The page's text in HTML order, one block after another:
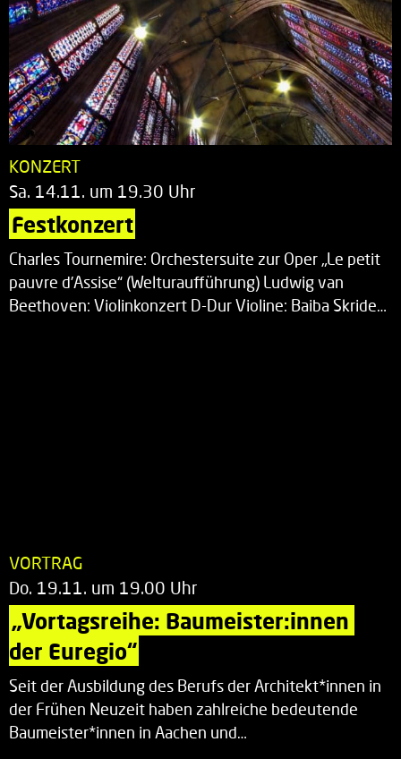
KONZERT
Sa. 14.11. um 19.30 Uhr
Festkonzert
Charles Tournemire: Orchestersuite zur Oper „Le petit
pauvre d’Assise“ (Welturaufführung) Ludwig van
Beethoven: Violinkonzert D-Dur Violine: Baiba Skride…
VORTRAG
Do. 19.11. um 19.00 Uhr
„Vortagsreihe: Baumeister:innen
der Euregio“
Seit der Ausbildung des Berufs der Architekt*innen in
der Frühen Neuzeit haben zahlreiche bedeutende
Baumeister*innen in Aachen und…